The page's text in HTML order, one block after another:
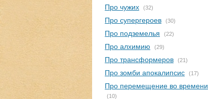
Про чужих (32)
Про супергероев (30)
Про подземелья (22)
Про алхимию (29)
Про трансформеров (21)
Про зомби апокалипсис (17)
Про перемещение во времени
(10)